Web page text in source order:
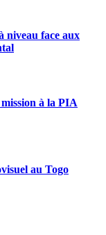
niveau face aux
à la PIA
au Togo